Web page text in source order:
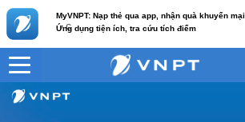
MyVNPT: Nạp thẻ qua app, nhận quà khuyến mại
Ứng dụng tiện ích, tra cứu tích điểm
c
VNPT CAM IN CLOUD 30